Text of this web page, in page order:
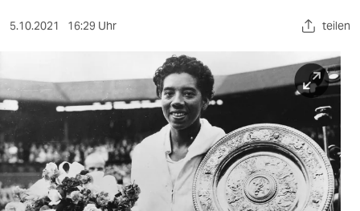
kultur
berlin
nord
wahrheit
verlag
5.10.2021 16:29 Uhr teilen